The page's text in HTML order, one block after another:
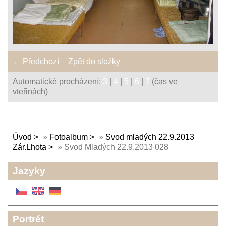
← Předchozí Zpět do složky
Automatické procházení: 3 4 5 6 7 (čas ve
vteřinách)
Úvod » Fotoalbum » Svod mladých 22.9.2013
Zár.Lhota
» Svod Mladých 22.9.2013 028
Jazyky
Portrét